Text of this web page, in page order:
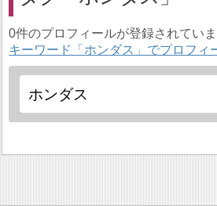
0件のプロフィールが登録されていま
キーワード「ホンダス」でプロフィ